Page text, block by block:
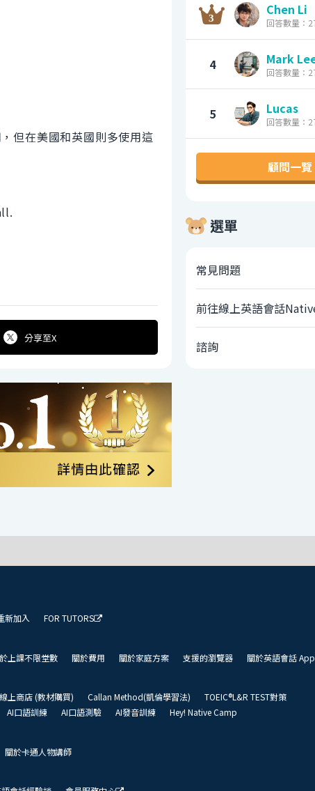
但在美國和英國則多使用這
分享至X
Chen Li
回答數量：
4 Mark
回答數量：
5 Lucas
回答數量：
顧問一覽
選單
常見問題
前往線上英語會話
諮詢
新加入 FOR TUTORS
上課不限堂數 關於費用 關於家庭方案 支援的瀏覽器 關於英語會話 App
線上商店 (教材購買) Callan Method(凱倫學習法)
TOEIC®L&R TEST對策
AI口語訓練 AI口語測驗 AI發音訓練 Hey! Native Camp
關於卡通人物講師